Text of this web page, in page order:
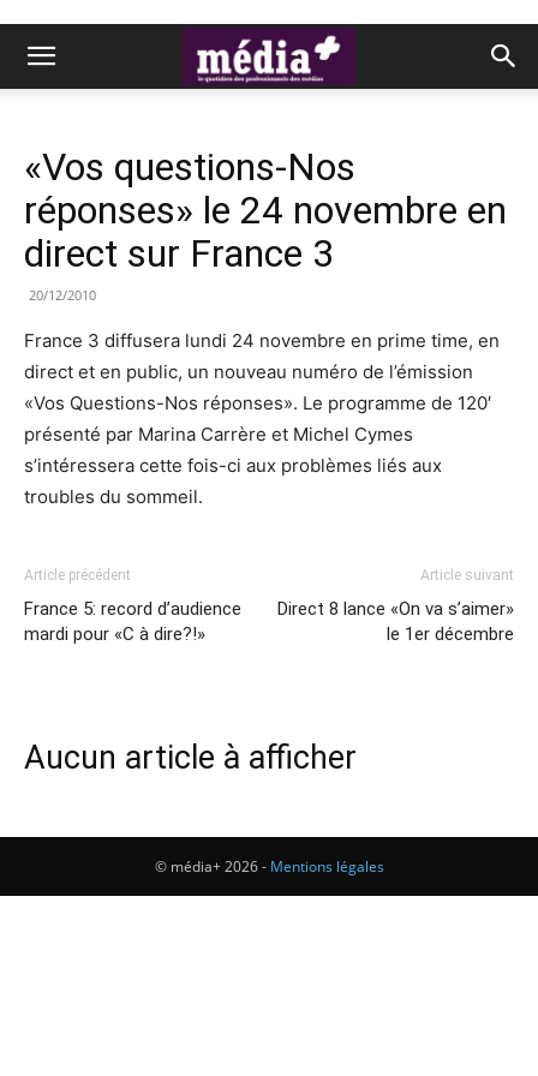
«Vos questions-Nos
réponses» le 24 novembre en
direct sur France 3
20/12/2010
France 3 diffusera lundi 24 novembre en prime time, en
direct et en public, un nouveau numéro de l’émission
«Vos Questions-Nos réponses». Le programme de 120′
présenté par Marina Carrère et Michel Cymes
s’intéressera cette fois-ci aux problèmes liés aux
troubles du sommeil.
Article précédent
France 5: record d’audience
mardi pour «C à dire?!»
Article suivant
Direct 8 lance «On va s’aimer»
le 1er décembre
Aucun article à afficher
© média+ 2026 - Mentions légales